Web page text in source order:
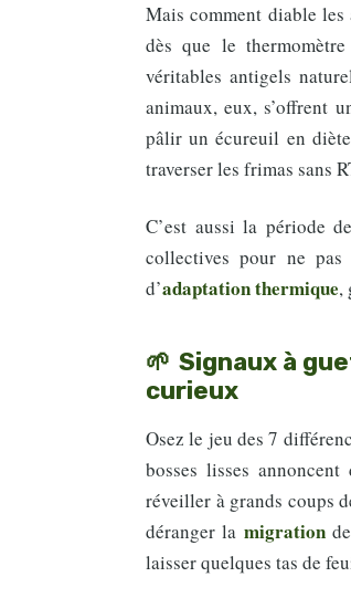
Mais comment diable
dès que le
véritables antigels
animaux, eux, s’offrent
pâlir un écureuil en
traverser les frimas sans
C’est aussi la période
collectives pour ne
d’adaptation thermique,
Signaux à
curieux
Osez le jeu des 7
bosses lisses
réveiller à grands coups
déranger la migration
laisser quelques tas de